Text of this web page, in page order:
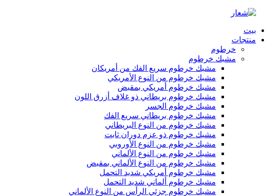
بيت
منتجات
خرطوم
مشبك خرطوم
مشبك خرطوم سريع الفك من أمريكان
مشبك خرطوم من النوع الأمريكي
مشبك خرطوم أمريكي بمقبض
مشبك خرطوم بريطاني ذو غلاف أزرق اللون
مشبك خرطوم الجسر
مشبك خرطوم بريطاني سريع الفك
مشبك خرطوم من النوع البريطاني
مشبك خرطوم ذو عزم دوران ثابت
مشبك خرطوم من النوع الأوروبي
مشبك خرطوم من النوع الألماني
مشبك خرطوم من النوع الألماني بمقبض
مشبك خرطوم أمريكي شديد التحمل
مشبك خرطوم ألماني شديد التحمل
مشبك خرطوم جزئي الرأس من النوع الألماني